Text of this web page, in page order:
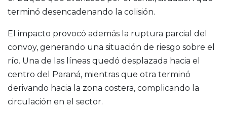
terminó desencadenando la colisión.
El impacto provocó además la ruptura parcial del
convoy, generando una situación de riesgo sobre el
río. Una de las líneas quedó desplazada hacia el
centro del Paraná, mientras que otra terminó
derivando hacia la zona costera, complicando la
circulación en el sector.